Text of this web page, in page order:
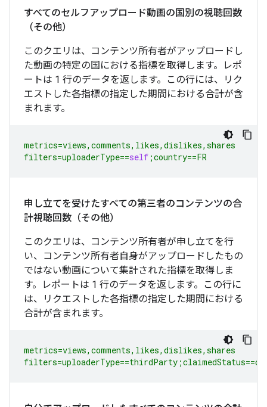
すべてのセルフアップロード動画の国別の視聴回数
（その他）
このクエリは、コンテンツ所有者がアップロードし
た動画の特定の国における指標を取得します。レポ
ートは 1 行のデータを返します。この行には、リク
エストした各指標の指定した期間における合計が含
まれます。
metrics=views, comments, likes, dislikes, shares
filters=uploaderType==self ;country==FR
申し立てを受けたすべての第三者のコンテンツの合
計視聴回数（その他）
このクエリは、コンテンツ所有者が申し立てを行
い、コンテンツ所有者自身がアップロードしたもの
ではない動画について集計された指標を取得しま
す。レポートは 1 行のデータを返します。この行に
は、リクエストした各指標の指定した期間における
合計が含まれます。
metrics=views, comments, likes, dislikes, shares
filters=uploaderType==thirdParty ;claimedStatus==